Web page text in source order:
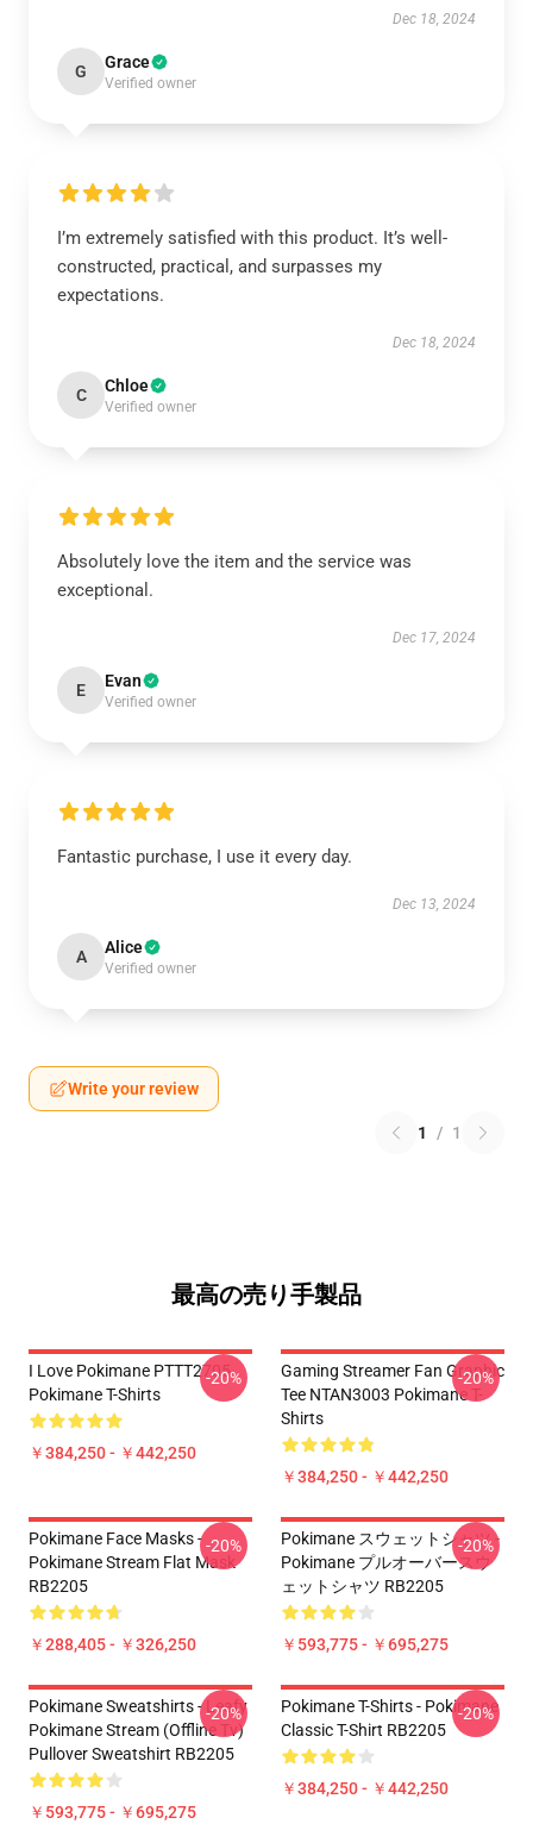
Dec 18, 2024
G Grace
Verified owner
I’m extremely satisfied with this product. It’s well-
constructed, practical, and surpasses my
expectations.
Dec 18, 2024
C Chloe
Verified owner
Absolutely love the item and the service was
exceptional.
Dec 17, 2024
E Evan
Verified owner
Fantastic purchase, I use it every day.
Dec 13, 2024
A Alice
Verified owner
Write your review
1 / 1
最高の売り手製品
I Love Pokimane PTTT2705
Pokimane T-Shirts
￥384,250 - ￥442,250
-20%
Gaming Streamer Fan Graphic
Tee NTAN3003 Pokimane T-
Shirts
￥384,250 - ￥442,250
-20%
Pokimane Face Masks -
Pokimane Stream Flat Mask
RB2205
￥288,405 - ￥326,250
-20%
Pokimane スウェットシャツ -
Pokimane プルオーバースウ
ェットシャツ RB2205
￥593,775 - ￥695,275
-20%
Pokimane Sweatshirts - Leafy
Pokimane Stream (Offline Tv)
Pullover Sweatshirt RB2205
￥593,775 - ￥695,275
-20%
Pokimane T-Shirts - Pokimane
Classic T-Shirt RB2205
￥384,250 - ￥442,250
-20%